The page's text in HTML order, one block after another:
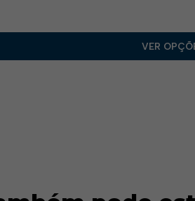
VER